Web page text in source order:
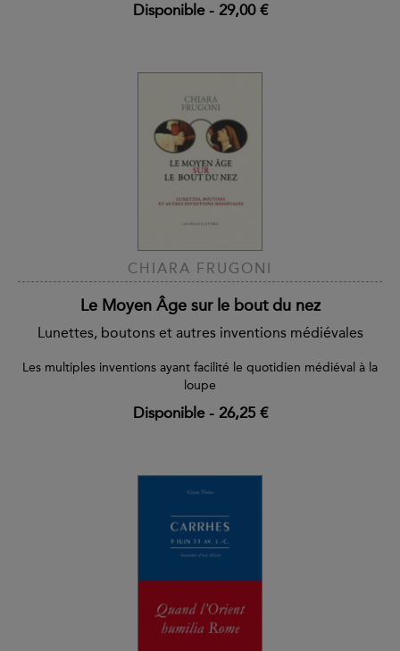
Disponible- 29,00 €
CHIARA FRUGONI
Le Moyen Âge sur le bout du nez
Lunettes, boutons et autres inventions médiévales
Les multiples inventions ayant facilité le quotidien médiéval à la
loupe
Disponible- 26,25 €